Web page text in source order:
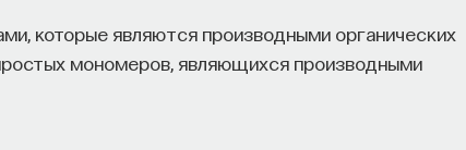
которые являются производными органических
мономеров, являющихся производными